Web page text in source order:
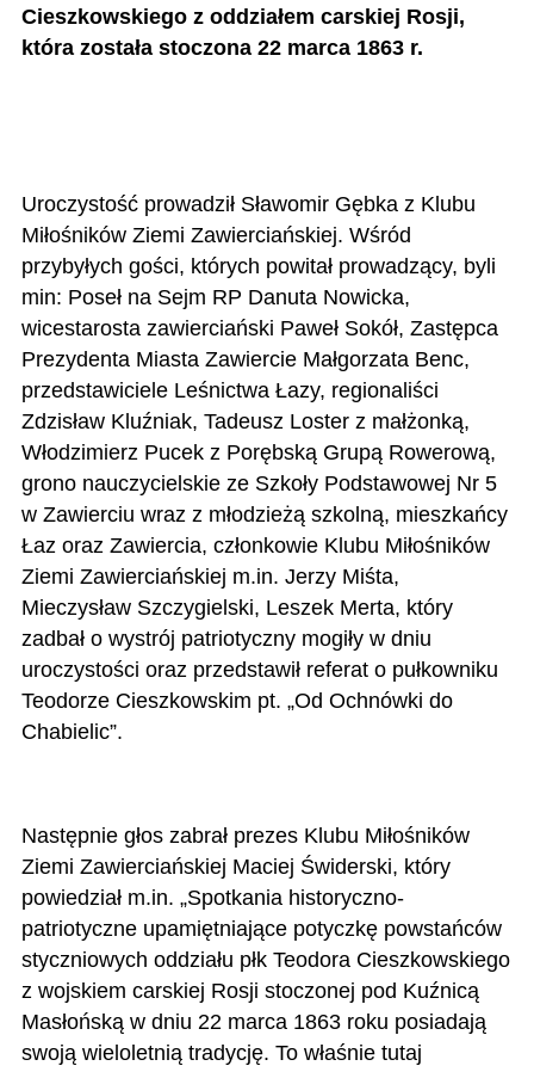
Cieszkowskiego z oddziałem carskiej Rosji,
która została stoczona 22 marca 1863 r.
Uroczystość prowadził Sławomir Gębka z Klubu
Miłośników Ziemi Zawierciańskiej. Wśród
przybyłych gości, których powitał prowadzący, byli
min: Poseł na Sejm RP Danuta Nowicka,
wicestarosta zawierciański Paweł Sokół, Zastępca
Prezydenta Miasta Zawiercie Małgorzata Benc,
przedstawiciele Leśnictwa Łazy, regionaliści
Zdzisław Kluźniak, Tadeusz Loster z małżonką,
Włodzimierz Pucek z Porębską Grupą Rowerową,
grono nauczycielskie ze Szkoły Podstawowej Nr 5
w Zawierciu wraz z młodzieżą szkolną, mieszkańcy
Łaz oraz Zawiercia, członkowie Klubu Miłośników
Ziemi Zawierciańskiej m.in. Jerzy Miśta,
Mieczysław Szczygielski, Leszek Merta, który
zadbał o wystrój patriotyczny mogiły w dniu
uroczystości oraz przedstawił referat o pułkowniku
Teodorze Cieszkowskim pt. „Od Ochnówki do
Chabielic”.
Następnie głos zabrał prezes Klubu Miłośników
Ziemi Zawierciańskiej Maciej Świderski, który
powiedział m.in. „Spotkania historyczno-
patriotyczne upamiętniające potyczkę powstańców
styczniowych oddziału płk Teodora Cieszkowskiego
z wojskiem carskiej Rosji stoczonej pod Kuźnicą
Masłońską w dniu 22 marca 1863 roku posiadają
swoją wieloletnią tradycję. To właśnie tutaj